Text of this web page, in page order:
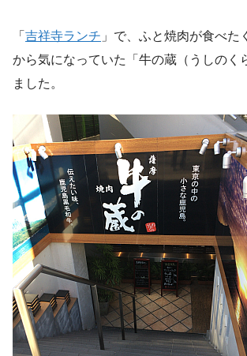
「 吉祥寺ランチ 」で、ふと焼肉が食べた
から気になっていた「牛の蔵（うしのく
ました。